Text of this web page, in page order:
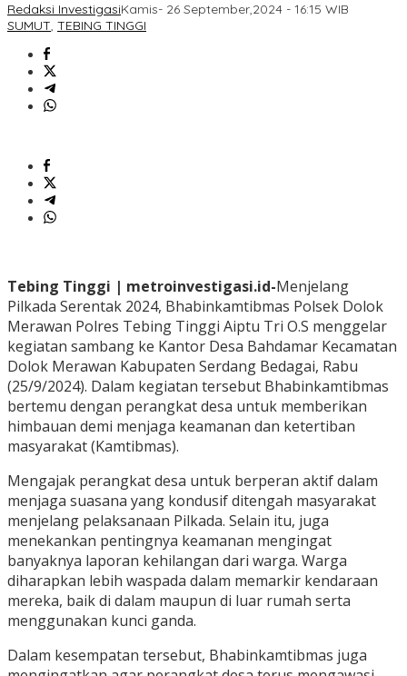
Redaksi InvestigasiKamis- 26 September,2024 - 16:15 WIB
SUMUT, TEBING TINGGI
Tebing Tinggi | metroinvestigasi.id-Menjelang
Pilkada Serentak 2024, Bhabinkamtibmas Polsek Dolok
Merawan Polres Tebing Tinggi Aiptu Tri O.S menggelar
kegiatan sambang ke Kantor Desa Bahdamar Kecamatan
Dolok Merawan Kabupaten Serdang Bedagai, Rabu
(25/9/2024). Dalam kegiatan tersebut Bhabinkamtibmas
bertemu dengan perangkat desa untuk memberikan
himbauan demi menjaga keamanan dan ketertiban
masyarakat (Kamtibmas).
Mengajak perangkat desa untuk berperan aktif dalam
menjaga suasana yang kondusif ditengah masyarakat
menjelang pelaksanaan Pilkada. Selain itu, juga
menekankan pentingnya keamanan mengingat
banyaknya laporan kehilangan dari warga. Warga
diharapkan lebih waspada dalam memarkir kendaraan
mereka, baik di dalam maupun di luar rumah serta
menggunakan kunci ganda.
Dalam kesempatan tersebut, Bhabinkamtibmas juga